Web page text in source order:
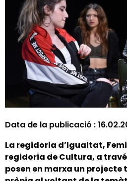
Data de la publicació :
La regidoria d’Igualtat,
regidoria de Cultura, a
posen en marxa un